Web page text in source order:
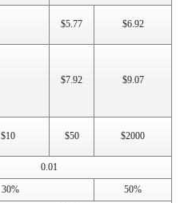
$5.77 $6.92
$7.92 $9.07
$10 $50 $2000
0.01
30%
50%